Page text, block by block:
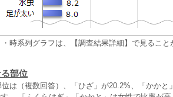
時系列グラフは、【調査結果詳細】で見ること
部位
は（複数回答）、「ひざ」が20.2%、「かか